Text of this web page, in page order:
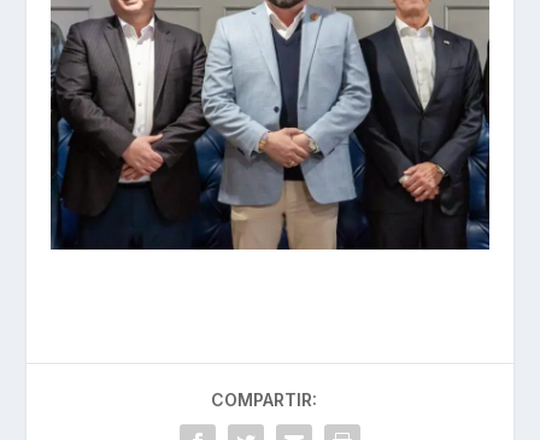
COMPARTIR: